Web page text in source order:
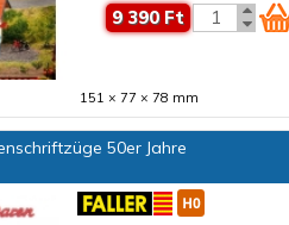
9 390 Ft
151 × 77 × 78 mm
50er Jahre